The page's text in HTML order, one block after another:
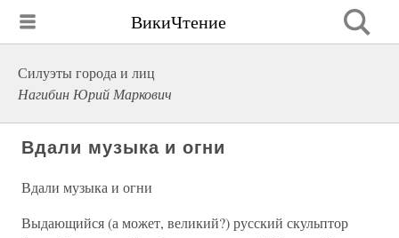
ВикиЧтение
Силуэты города и лиц
Нагибин Юрий Маркович
Вдали музыка и огни
Вдали музыка и огни
Выдающийся (а может, великий?) русский скульптор